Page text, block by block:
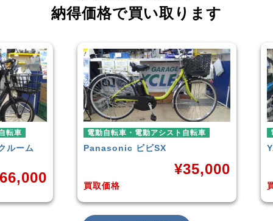
納得価格で買い取ります
ム
電動自転車・電動アシスト自転車
PanasonicビビSX
買取価格
35,000
電動
買取